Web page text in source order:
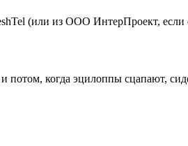
(или из ООО ИнтерПроект,
потом, когда эцилоппы сцапают,